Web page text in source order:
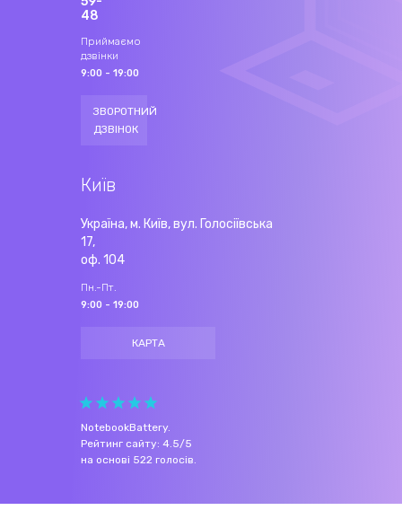
48
Приймаємо
дзвінки
9:00 - 19:00
ЗВОРОТНИЙ
ДЗВІНОК
Київ
Україна, м. Київ, вул. Голосіївська
17,
оф. 104
Пн.-Пт.
9:00 - 19:00
КАРТА
NotebookBattery.
Рейтинг сайту: 4.5/5
на основі 522 голосів.